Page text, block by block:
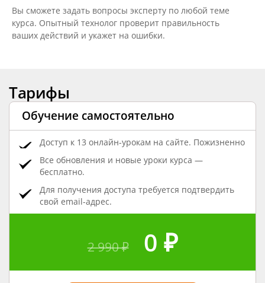
Вы сможете задать вопросы эксперту по любой теме
курса. Опытный технолог проверит правильность
ваших действий и укажет на ошибки.
Тарифы
Обучение самостоятельно
Доступ к 13 онлайн-урокам на сайте. Пожизненно
Все обновления и новые уроки курса —
бесплатно.
Для получения доступа требуется подтвердить
свой email-адрес.
2 990 ₽ 0 ₽